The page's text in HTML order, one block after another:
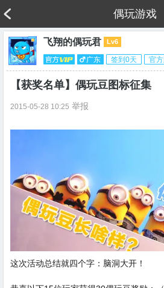
偶玩游戏
飞翔的偶玩君 Lv6
广东 签到0天 官
【获奖名单】偶玩豆图标征集
2015-05-28 10:25 举报
这次活动总结就四个字：脑洞大开！